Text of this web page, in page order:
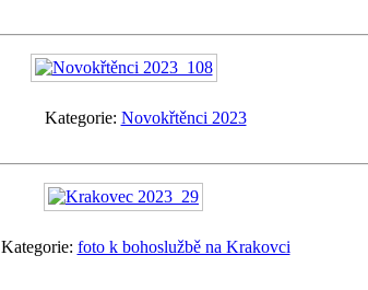
Kategorie: Novokřtěnci 2023
Kategorie: foto k bohoslužbě na Krakovci